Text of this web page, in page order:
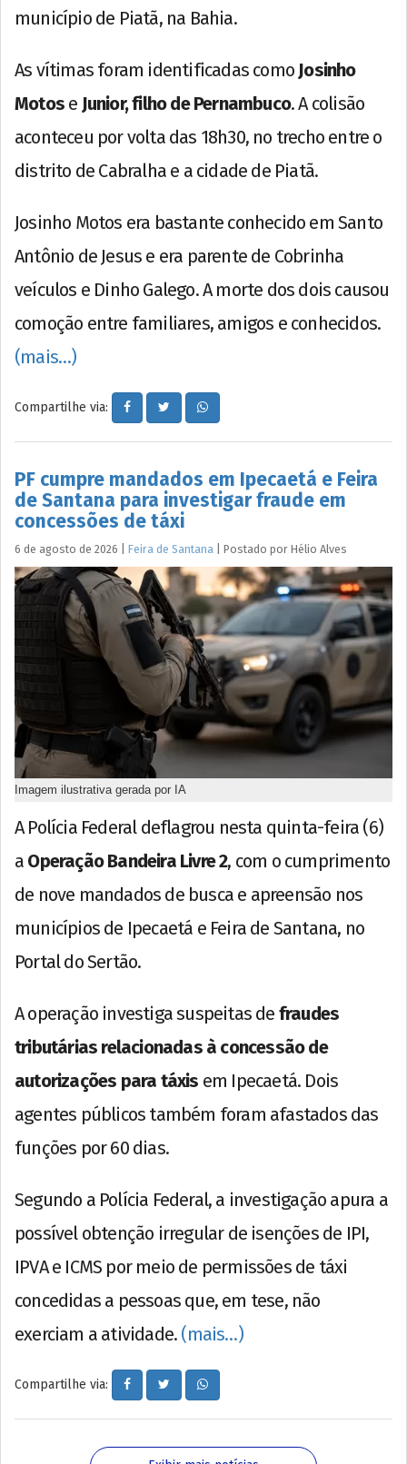
município de Piatã, na Bahia.
As vítimas foram identificadas como Josinho
Motos e Junior, filho de Pernambuco. A colisão
aconteceu por volta das 18h30, no trecho entre o
distrito de Cabralha e a cidade de Piatã.
Josinho Motos era bastante conhecido em Santo
Antônio de Jesus e era parente de Cobrinha
veículos e Dinho Galego. A morte dos dois causou
comoção entre familiares, amigos e conhecidos.
(mais…)
Compartilhe via:
PF cumpre mandados em Ipecaetá e Feira
de Santana para investigar fraude em
concessões de táxi
6 de agosto de 2026 Feira de Santana Postado por Hélio Alves
Imagem ilustrativa gerada por IA
A Polícia Federal deflagrou nesta quinta-feira (6)
a Operação Bandeira Livre 2, com o cumprimento
de nove mandados de busca e apreensão nos
municípios de Ipecaetá e Feira de Santana, no
Portal do Sertão.
A operação investiga suspeitas de fraudes
tributárias relacionadas à concessão de
autorizações para táxis em Ipecaetá. Dois
agentes públicos também foram afastados das
funções por 60 dias.
Segundo a Polícia Federal, a investigação apura a
possível obtenção irregular de isenções de IPI,
IPVA e ICMS por meio de permissões de táxi
concedidas a pessoas que, em tese, não
exerciam a atividade. (mais…)
Compartilhe via: